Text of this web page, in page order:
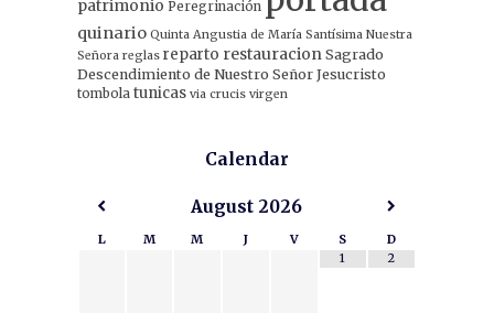
patrimonio Peregrinación
quinario Quinta Angustia de María Santísima Nuestra
Señora reglas reparto restauracion Sagrado
Descendimiento de Nuestro Señor Jesucristo
tombola tunicas via crucis virgen
Calendar
August 2026
L M M J V S
D
1
2